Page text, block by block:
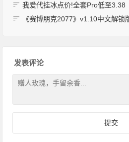
我爱代挂冰点价!全套Pro低至3.38
《赛博朋克2077》v1.10中文解锁版+修改器 国语配
发表评论